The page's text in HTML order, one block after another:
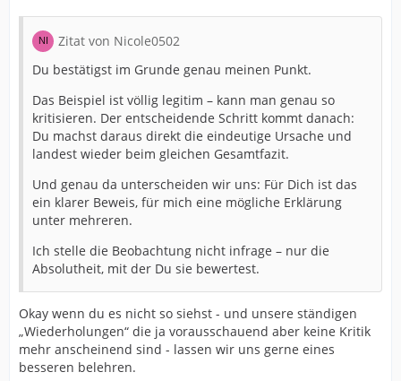
Zitat von Nicole0502
Du bestätigst im Grunde genau meinen Punkt.
Das Beispiel ist völlig legitim – kann man genau so
kritisieren. Der entscheidende Schritt kommt danach:
Du machst daraus direkt die eindeutige Ursache und
landest wieder beim gleichen Gesamtfazit.
Und genau da unterscheiden wir uns: Für Dich ist das
ein klarer Beweis, für mich eine mögliche Erklärung
unter mehreren.
Ich stelle die Beobachtung nicht infrage – nur die
Absolutheit, mit der Du sie bewertest.
Okay wenn du es nicht so siehst - und unsere ständigen
„Wiederholungen“ die ja vorausschauend aber keine Kritik
mehr anscheinend sind - lassen wir uns gerne eines
besseren belehren.